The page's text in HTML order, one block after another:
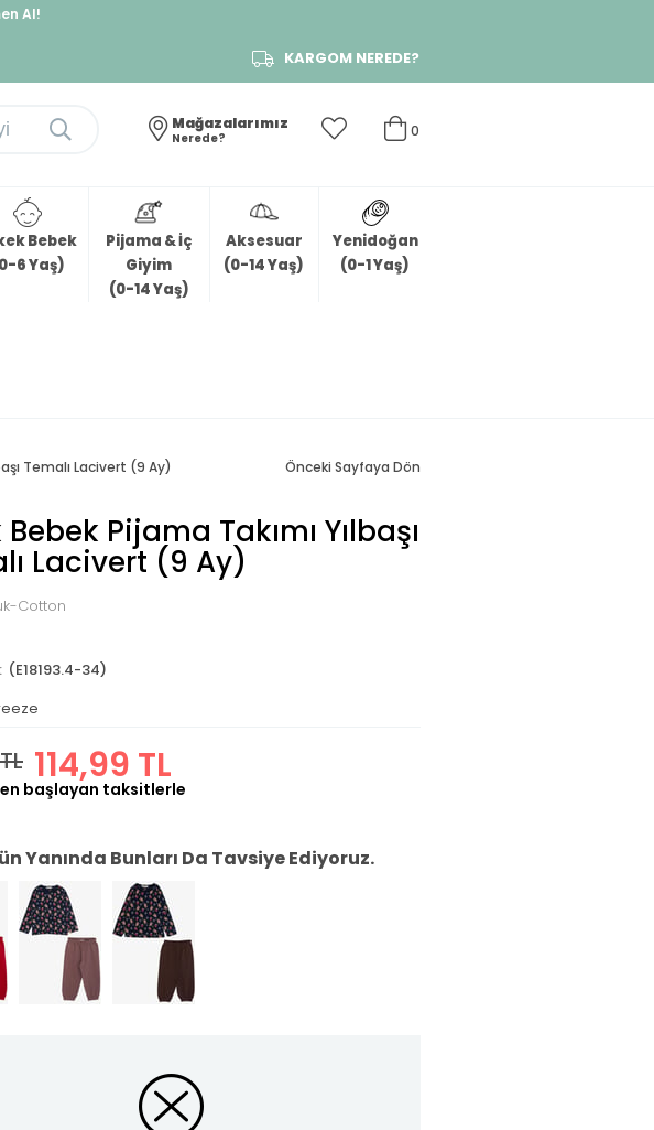
Al!
KARGOM NEREDE?
0
Mağazalarımız
Nerede?
Bebek
6 Yaş)
Pijama & İç
Giyim
(0-14 Yaş)
Aksesuar
(0-14 Yaş)
Yenidoğan
(0-1 Yaş)
Temalı Lacivert (9 Ay) Önceki Sayfaya Dön
Bebek Pijama Takımı Yılbaşı
Lacivert (9 Ay)
Cotton
(E18193.4-34)
114,99 TL
başlayan taksitlerle
Yanında Bunları Da Tavsiye Ediyoruz.